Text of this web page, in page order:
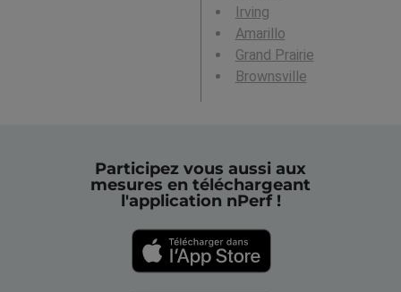
Irving
Amarillo
Grand Prairie
Brownsville
Participez vous aussi aux
mesures en téléchargeant
l'application nPerf !